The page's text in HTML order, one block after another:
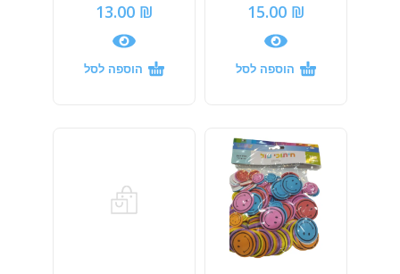
15.00 ₪
הוספה לסל
13.00 ₪
הוספה לסל